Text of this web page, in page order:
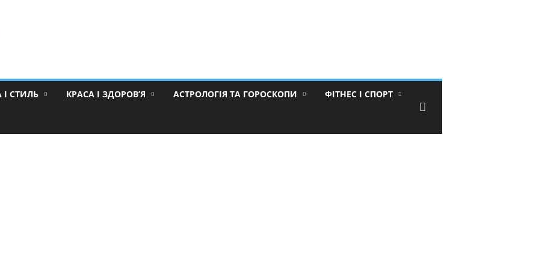
СТИЛЬ КРАСА І ЗДОРОВ’Я АСТРОЛОГІЯ ТА ГОРОСКОПИ ФІТНЕС І СПОРТ